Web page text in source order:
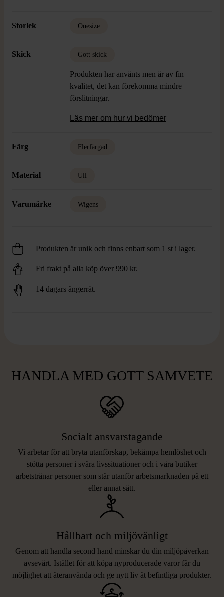
Storlek Onesize
Skick Gott skick
Produkten har använts men är av fin
kvalitet, det kan förekomma mindre
förslitningar.
Läs mer om hur vi bedömer
Färg Flerfärgad
Material Ull
Varumärke Wigens
Produkten är unik och finns enbart som 1 st i lager.
Fri frakt på alla köp över 990 kr.
14 dagars ångerrät.
HANDLA MED GOTT SAMVETE
Socialt ansvarstagande
Vi arbetar för att bryta utanförskap, bekämpa hemlöshet och
stötta personer i svåra livssituationer och i våra butiker
arbetstränar personer som står utanför arbetsmarknaden på ett
eller annat sätt.
Hållbart och miljövänligt
Genom att handla second hand minskar du din miljöpåverkan
avsevärt. Istället för att köpa nyproducerade varor får du
möjlighet att återanvända och ge nytt liv åt befintliga produkter.